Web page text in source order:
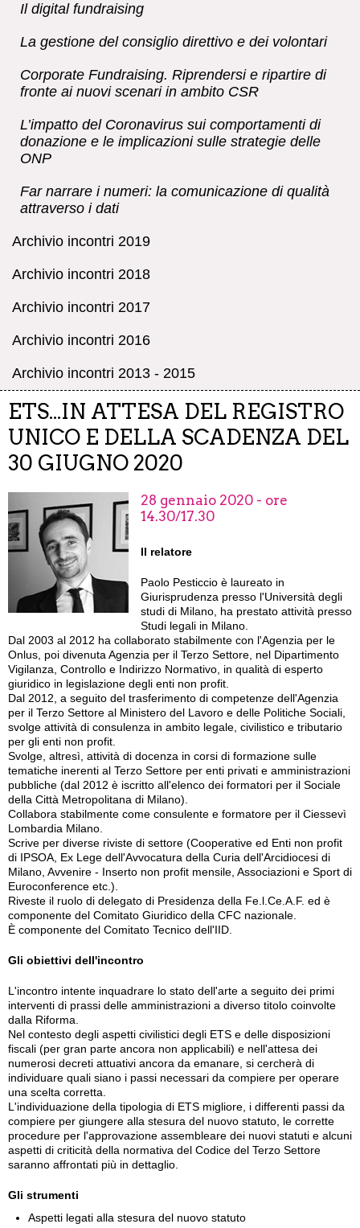
Il digital fundraising
La gestione del consiglio direttivo e dei volontari
Corporate Fundraising. Riprendersi e ripartire di
fronte ai nuovi scenari in ambito CSR
L’impatto del Coronavirus sui comportamenti di
donazione e le implicazioni sulle strategie delle
ONP
Far narrare i numeri: la comunicazione di qualità
attraverso i dati
Archivio incontri 2019
Archivio incontri 2018
Archivio incontri 2017
Archivio incontri 2016
Archivio incontri 2013 - 2015
ETS...IN ATTESA DEL REGISTRO
UNICO E DELLA SCADENZA DEL
30 GIUGNO 2020
28 gennaio 2020 - ore
14.30/17.30
Il relatore
Paolo Pesticcio è laureato in
Giurisprudenza presso l'Università degli
studi di Milano, ha prestato attività presso
Studi legali in Milano.
Dal 2003 al 2012 ha collaborato stabilmente con l'Agenzia per le
Onlus, poi divenuta Agenzia per il Terzo Settore, nel Dipartimento
Vigilanza, Controllo e Indirizzo Normativo, in qualità di esperto
giuridico in legislazione degli enti non profit.
Dal 2012, a seguito del trasferimento di competenze dell'Agenzia
per il Terzo Settore al Ministero del Lavoro e delle Politiche Sociali,
svolge attività di consulenza in ambito legale, civilistico e tributario
per gli enti non profit.
Svolge, altresì, attività di docenza in corsi di formazione sulle
tematiche inerenti al Terzo Settore per enti privati e amministrazioni
pubbliche (dal 2012 è iscritto all'elenco dei formatori per il Sociale
della Città Metropolitana di Milano).
Collabora stabilmente come consulente e formatore per il Ciessevì
Lombardia Milano.
Scrive per diverse riviste di settore (Cooperative ed Enti non profit
di IPSOA, Ex Lege dell'Avvocatura della Curia dell'Arcidiocesi di
Milano, Avvenire - Inserto non profit mensile, Associazioni e Sport di
Euroconference etc.).
Riveste il ruolo di delegato di Presidenza della Fe.l.Ce.A.F. ed è
componente del Comitato Giuridico della CFC nazionale.
È componente del Comitato Tecnico dell'IID.
Gli obiettivi dell'incontro
L'incontro intente inquadrare lo stato dell'arte a seguito dei primi
interventi di prassi delle amministrazioni a diverso titolo coinvolte
dalla Riforma.
Nel contesto degli aspetti civilistici degli ETS e delle disposizioni
fiscali (per gran parte ancora non applicabili) e nell'attesa dei
numerosi decreti attuativi ancora da emanare, si cercherà di
individuare quali siano i passi necessari da compiere per operare
una scelta corretta.
L'individuazione della tipologia di ETS migliore, i differenti passi da
compiere per giungere alla stesura del nuovo statuto, le corrette
procedure per l'approvazione assembleare dei nuovi statuti e alcuni
aspetti di criticità della normativa del Codice del Terzo Settore
saranno affrontati più in dettaglio.
Gli strumenti
Aspetti legati alla stesura del nuovo statuto